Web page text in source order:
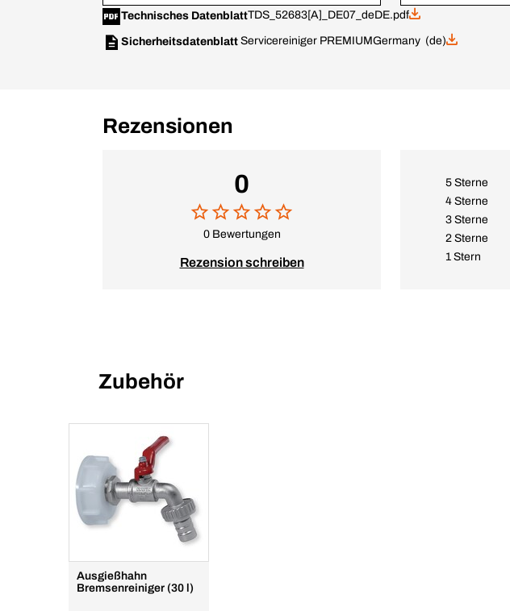
Technisches DatenblattTDS_52683[A]_DE07_deDE.pdf
Sicherheitsdatenblatt Servicereiniger PREMIUMGermany (de)
Rezensionen
0
0 Bewertungen
Rezension schreiben
5 Sterne
4 Sterne
3 Sterne
2 Sterne
1 Stern
Zubehör
Ausgießhahn
Bremsenreiniger (30 l)